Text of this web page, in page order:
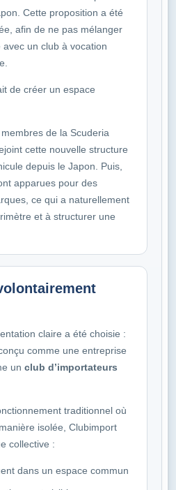
Cette proposition a été
afin de ne pas mélanger
un club à vocation
de créer un espace
de la Scuderia
cette nouvelle structure
depuis le Japon. Puis,
apparues pour des
ce qui a naturellement
et à structurer une
claire a été choisie :
comme une entreprise
un club d’importateurs
traditionnel où
isolée, Clubimport
collective :
dans un espace commun